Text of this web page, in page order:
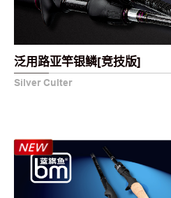
泛用路亚竿银鳞[竞技版]
Silver Culter